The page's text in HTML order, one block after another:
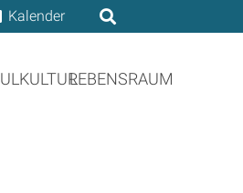
Kalender
LEBENSRAUM